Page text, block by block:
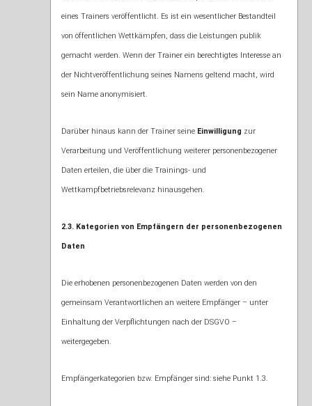
eines Trainers veröffentlicht. Es ist ein wesentlicher Bestandteil
von öffentlichen Wettkämpfen, dass die Leistungen publik
gemacht werden. Wenn der Trainer ein berechtigtes Interesse an
der Nichtveröffentlichung seines Namens geltend macht, wird
sein Name anonymisiert.
Darüber hinaus kann der Trainer seine Einwilligung zur
Verarbeitung und Veröffentlichung weiterer personenbezogener
Daten erteilen, die über die Trainings- und
Wettkampfbetriebsrelevanz hinausgehen.
2.3. Kategorien von Empfängern der personenbezogenen
Daten
Die erhobenen personenbezogenen Daten werden von den
gemeinsam Verantwortlichen an weitere Empfänger – unter
Einhaltung der Verpflichtungen nach der DSGVO –
weitergegeben.
Empfängerkategorien bzw. Empfänger sind: siehe Punkt 1.3.